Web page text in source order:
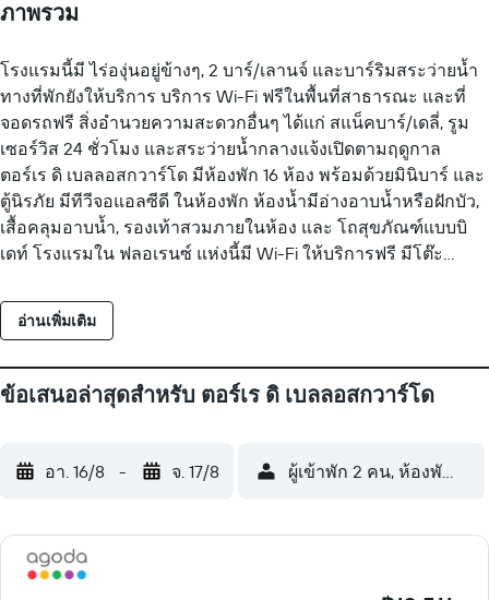
ภาพรวม
โรงแรมนี้มี ไร่องุ่นอยู่ข้างๆ, 2 บาร์/เลานจ์ และบาร์ริมสระว่ายน้ำ
ทางที่พักยังให้บริการ บริการ Wi-Fi ฟรีในพื้นที่สาธารณะ และที่
จอดรถฟรี สิ่งอำนวยความสะดวกอื่นๆ ได้แก่ สแน็คบาร์/เดลี่, รูม
เซอร์วิส 24 ชั่วโมง และสระว่ายน้ำกลางแจ้งเปิดตามฤดูกาล
ตอร์เร ดิ เบลลอสกวาร์โด มีห้องพัก 16 ห้อง พร้อมด้วยมินิบาร์ และ
ตู้นิรภัย มีทีวีจอแอลซีดี ในห้องพัก ห้องน้ำมีอ่างอาบน้ำหรือฝักบัว,
เสื้อคลุมอาบน้ำ, รองเท้าสวมภายในห้อง และ โถสุขภัณฑ์แบบบิ
เดท์ โรงแรมใน ฟลอเรนซ์ แห่งนี้มี Wi-Fi ให้บริการฟรี มีโต๊ะ
ไดร์เป่าผม และ ของใช้ในห้องน้ำฟรี มีบริการทำความสะอาดทุก
วัน สิ่งอำนวยความสะดวกด้านสันทนาการที่โรงแรม รวมถึง สระ
อ่านเพิ่มเติม
ข้อเสนอล่าสุดสำหรับ ตอร์เร ดิ เบลลอสกวาร์โด
อา. 16/8 - จ. 17/8 ผู้เข้าพัก 2 คน, ห้องพัก 1 ห้